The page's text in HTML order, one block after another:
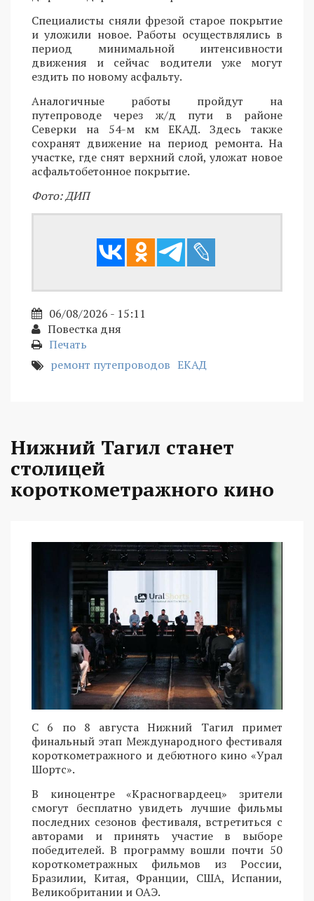
Специалисты сняли фрезой старое покрытие
и уложили новое. Работы осуществлялись в
период минимальной интенсивности
движения и сейчас водители уже могут
ездить по новому асфальту.
Аналогичные работы пройдут на
путепроводе через ж/д пути в районе
Северки на 54-м км ЕКАД. Здесь также
сохранят движение на период ремонта. На
участке, где снят верхний слой, уложат новое
асфальтобетонное покрытие.
Фото: ДИП
06/08/2026 - 15:11
Повестка дня
Печать
ремонт путепроводов ЕКАД
Нижний Тагил станет
столицей
короткометражного кино
С 6 по 8 августа Нижний Тагил примет
финальный этап Международного фестиваля
короткометражного и дебютного кино «Урал
Шортс».
В киноцентре «Красногвардеец» зрители
смогут бесплатно увидеть лучшие фильмы
последних сезонов фестиваля, встретиться с
авторами и принять участие в выборе
победителей. В программу вошли почти 50
короткометражных фильмов из России,
Бразилии, Китая, Франции, США, Испании,
Великобритании и ОАЭ.